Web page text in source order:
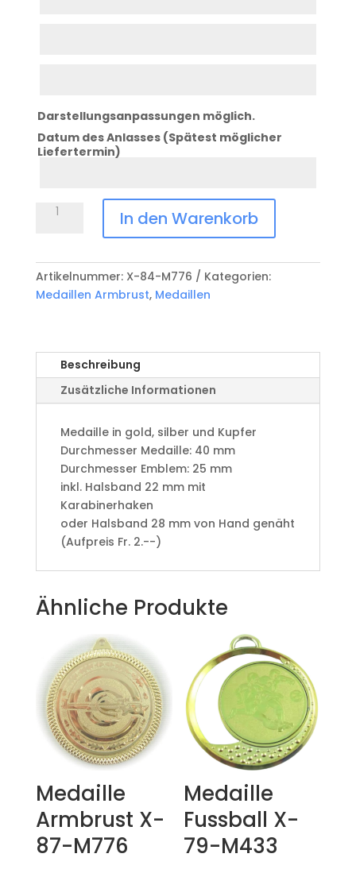
Darstellungsanpassungen möglich.
Datum des Anlasses (Spätest möglicher
Liefertermin)
Medaille
84-
M776
Menge
In den Warenkorb
Artikelnummer: X-84-M776
Kategorien:
Medaillen Armbrust, Medaillen
Beschreibung
Zusätzliche Informationen
Medaille in gold, silber und Kupfer
​Durchmesser Medaille: 40 mm
Durchmesser Emblem: 25 mm
​inkl. Halsband 22 mm mit
Karabinerhaken
oder Halsband 28 mm von Hand genäht
(Aufpreis Fr. 2.--)
Ähnliche Produkte
Medaille
Armbrust X-
87-M776
Medaille
Fussball X-
79-M433